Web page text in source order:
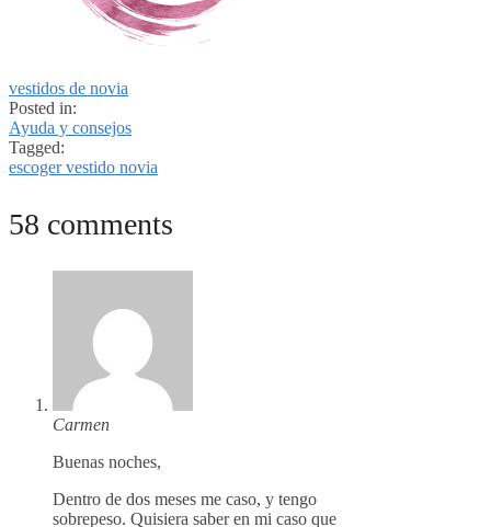
vestidos de novia
Posted in:
Ayuda y consejos
Tagged:
escoger vestido novia
58 comments
Carmen
Buenas noches,
Dentro de dos meses me caso, y tengo
sobrepeso. Quisiera saber en mi caso que